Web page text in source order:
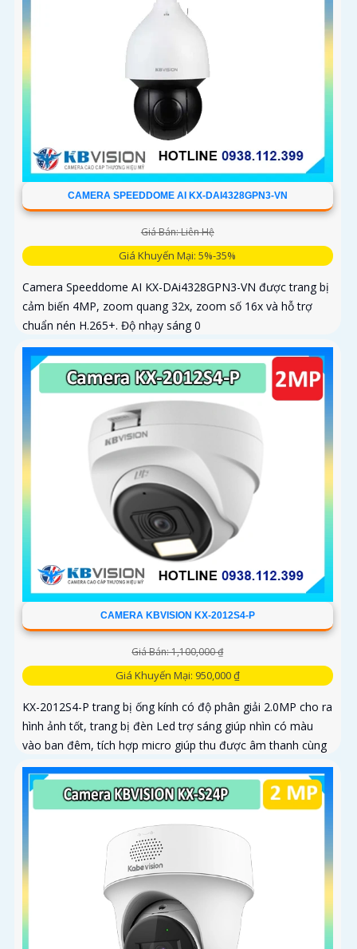
CAMERA SPEEDDOME AI KX-DAI4328GPN3-VN
Giá Bán: Liên Hệ
Giá Khuyến Mại: 5%-35%
Camera Speeddome AI KX-DAi4328GPN3-VN được trang bị
cảm biến 4MP, zoom quang 32x, zoom số 16x và hỗ trợ
chuẩn nén H.265+. Độ nhạy sáng 0
CAMERA KBVISION KX-2012S4-P
Giá Bán: 1,100,000 ₫
Giá Khuyến Mại: 950,000 ₫
KX-2012S4-P trang bị ống kính có độ phân giải 2.0MP cho ra
hình ảnh tốt, trang bị đèn Led trợ sáng giúp nhìn có màu
vào ban đêm, tích hợp micro giúp thu được âm thanh cùng
với hình ảnh, camera này sẽ sử dụng chung với đầu ghi hình